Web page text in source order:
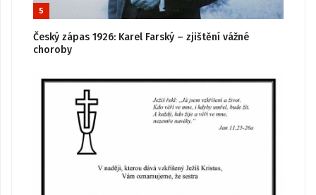
5
Český zápas 1926: Karel Farský – zjištění vážné
choroby